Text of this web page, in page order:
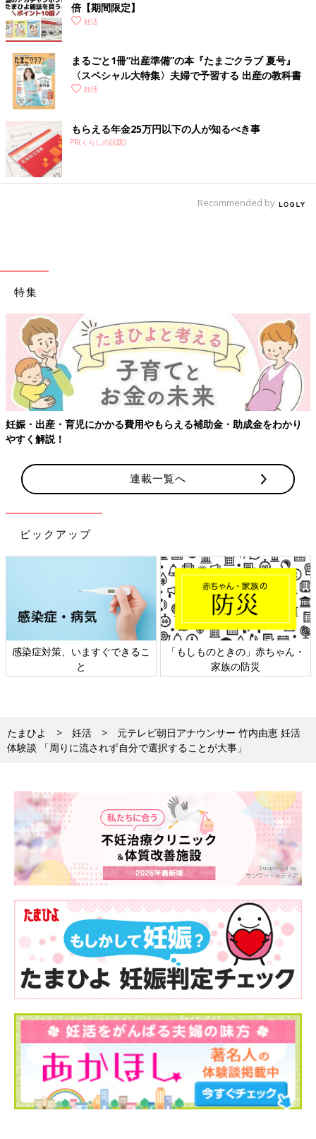
倍【期間限定】
妊活
まるごと1冊“出産準備”の本『たまごクラブ 夏号』
〈スペシャル大特集〉夫婦で予習する 出産の教科書
妊活
もらえる年金25万円以下の人が知るべき事
PR(くらしの話題)
Recommended by
特集
妊娠・出産・育児にかかる費用やもらえる補助金・助成金をわかり
やすく解説！
連載一覧へ
ピックアップ
感染症対策、いますぐできるこ
と
「もしものときの」赤ちゃん・
家族の防災
たまひよ 妊活
元テレビ朝日アナウンサー 竹内由恵 妊活
体験談 「周りに流されず自分で選択することが大事」